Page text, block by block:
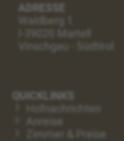
ADRESSE
Waldberg 1
I-39020 Martell
Vinschgau - Südtirol
QUICKLINKS
Hofnachrichten
Anreise
Zimmer & Preise